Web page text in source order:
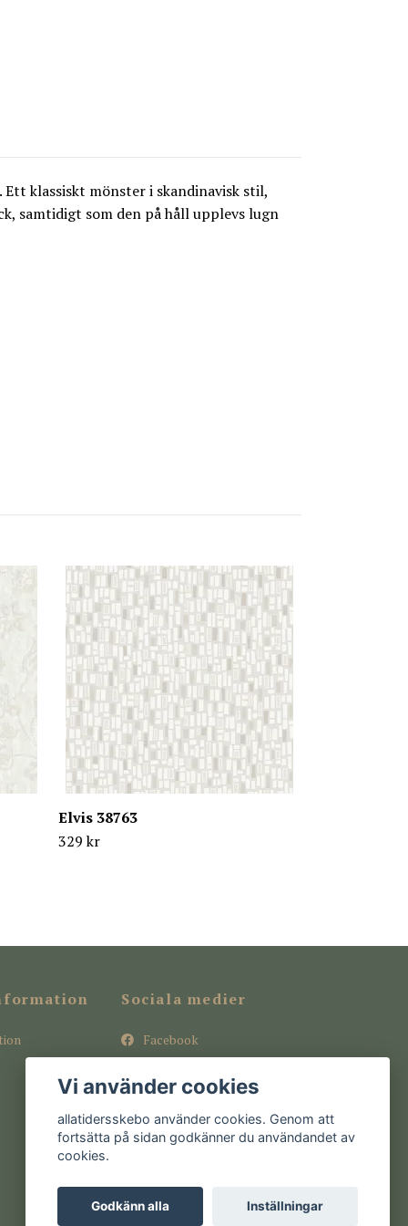
klassiskt mönster i skandinavisk stil,
samtidigt som den på håll upplevs lugn
Elvis 38763
329 kr
Sociala medier
Facebook
Pinterest
Vi använder cookies
allatidersskebo använder cookies. Genom att
fortsätta på sidan godkänner du användandet av
cookies.
Godkänn alla Inställningar